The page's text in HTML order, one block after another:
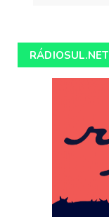
RÁDIOSUL.NET